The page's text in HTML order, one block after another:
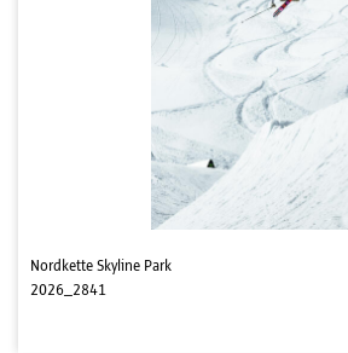
Nordkette Skyline Park
2026_2841